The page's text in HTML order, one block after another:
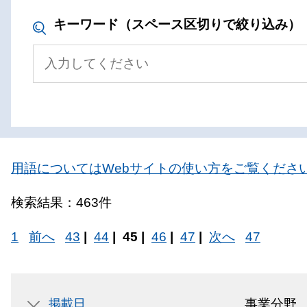
キーワード（スペース区切りで絞り込み）
用語についてはWebサイトの使い方をご覧くださ
検索結果：463件
1 前へ 43 44 45 | 46 47 次へ 47
掲載日 事業分野